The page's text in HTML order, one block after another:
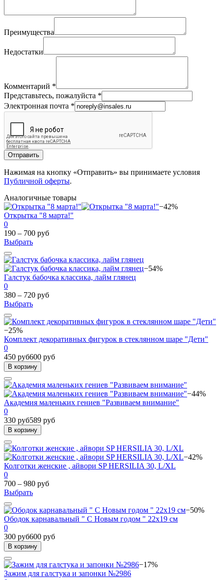
Преимущества
Недостатки
Комментарий *
Представьтесь, пожалуйста *
Электронная почта *
Отправить
Нажимая на кнопку «Отправить» вы принимаете условия
Публичной оферты.
Аналогичные товары
−42%
Открытка "8 марта!"
0
190 – 700 руб
Выбрать
−54%
Галстук бабочка классика, лайм глянец
0
380 – 720 руб
Выбрать
−25%
Комплект декоративных фигурок в стеклянном шаре "Дети"
0
450 руб600 руб
В корзину
−44%
Академия маленьких гениев "Развиваем внимание"
0
330 руб589 руб
В корзину
−42%
Колготки женские , айвори SP HERSILIA 30, L/XL
0
700 – 980 руб
Выбрать
−50%
Ободок карнавальный " С Новым годом " 22х19 см
0
300 руб600 руб
В корзину
−17%
Зажим для галстука и запонки №2986